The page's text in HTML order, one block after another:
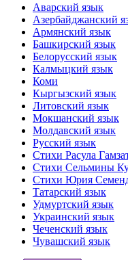
Аварский язык
Азербайджанский
Армянский язык
Башкирский язык
Белорусский язык
Калмыцкий язык
Коми
Кыргызский язык
Литовский язык
Мокшанский язык
Молдавский язык
Русский язык
Стихи Расула
Стихи Сельмины
Стихи Юрия
Татарский язык
Удмуртский язык
Украинский язык
Чеченский язык
Чувашский язык